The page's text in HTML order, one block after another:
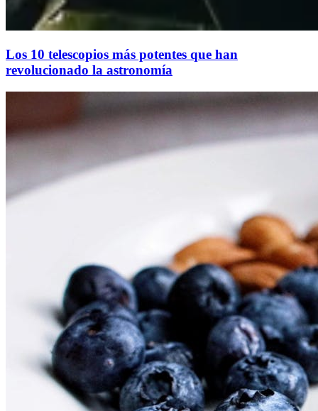
Los 10 telescopios más potentes que han
revolucionado la astronomía